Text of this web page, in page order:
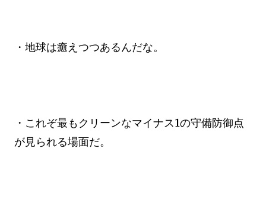
・地球は癒えつつあるんだな。
・これぞ最もクリーンなマイナス1の守備防御点
が見られる場面だ。